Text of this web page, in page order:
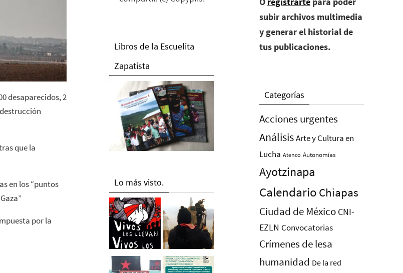
desaparecidos, 2
que la
en los “puntos
por la
Libros de la Escuelita
Zapatista
Lo más visto.
subir archivos multimedia
y generar el historial de
tus publicaciones.
Categorías
Acciones urgentes
AnálisisArte y Cultura en
Lucha Atenco Autonomías
Ayotzinapa
Calendario Chiapas
Ciudad de México CNI-
EZLN Convocatorias
Crímenes de lesa
humanidad De la red